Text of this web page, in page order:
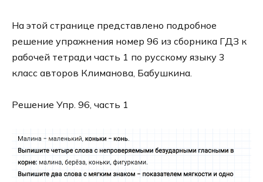
На этой странице представлено подробное
решение упражнения номер 96 из сборника ГДЗ к
рабочей тетради часть 1 по русскому языку 3
класс авторов Климанова, Бабушкина.
Решение Упр. 96, часть 1